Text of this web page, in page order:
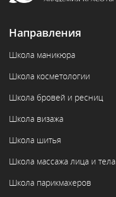
Направления
Школа маникюра
Школа косметологии
Школа бровей и ресниц
Школа визажа
Школа шитья
Школа массажа лица и тела
Школа парикмахеров